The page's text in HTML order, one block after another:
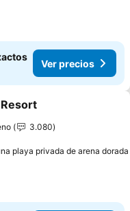
Ver precios
a favoritos
3.080
playa privada de arena dorada